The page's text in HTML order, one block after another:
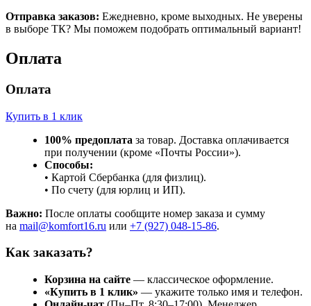
Отправка заказов: Ежедневно, кроме выходных. Не уверены
в выборе ТК? Мы поможем подобрать оптимальный вариант!
Оплата
Оплата
Купить в 1 клик
100% предоплата за товар. Доставка оплачивается
при получении (кроме «Почты России»).
Способы:
• Картой Сбербанка (для физлиц).
• По счету (для юрлиц и ИП).
Важно: После оплаты сообщите номер заказа и сумму
на mail@komfort16.ru или +7 (927) 048-15-86.
Как заказать?
Корзина на сайте — классическое оформление.
«Купить в 1 клик» — укажите только имя и телефон.